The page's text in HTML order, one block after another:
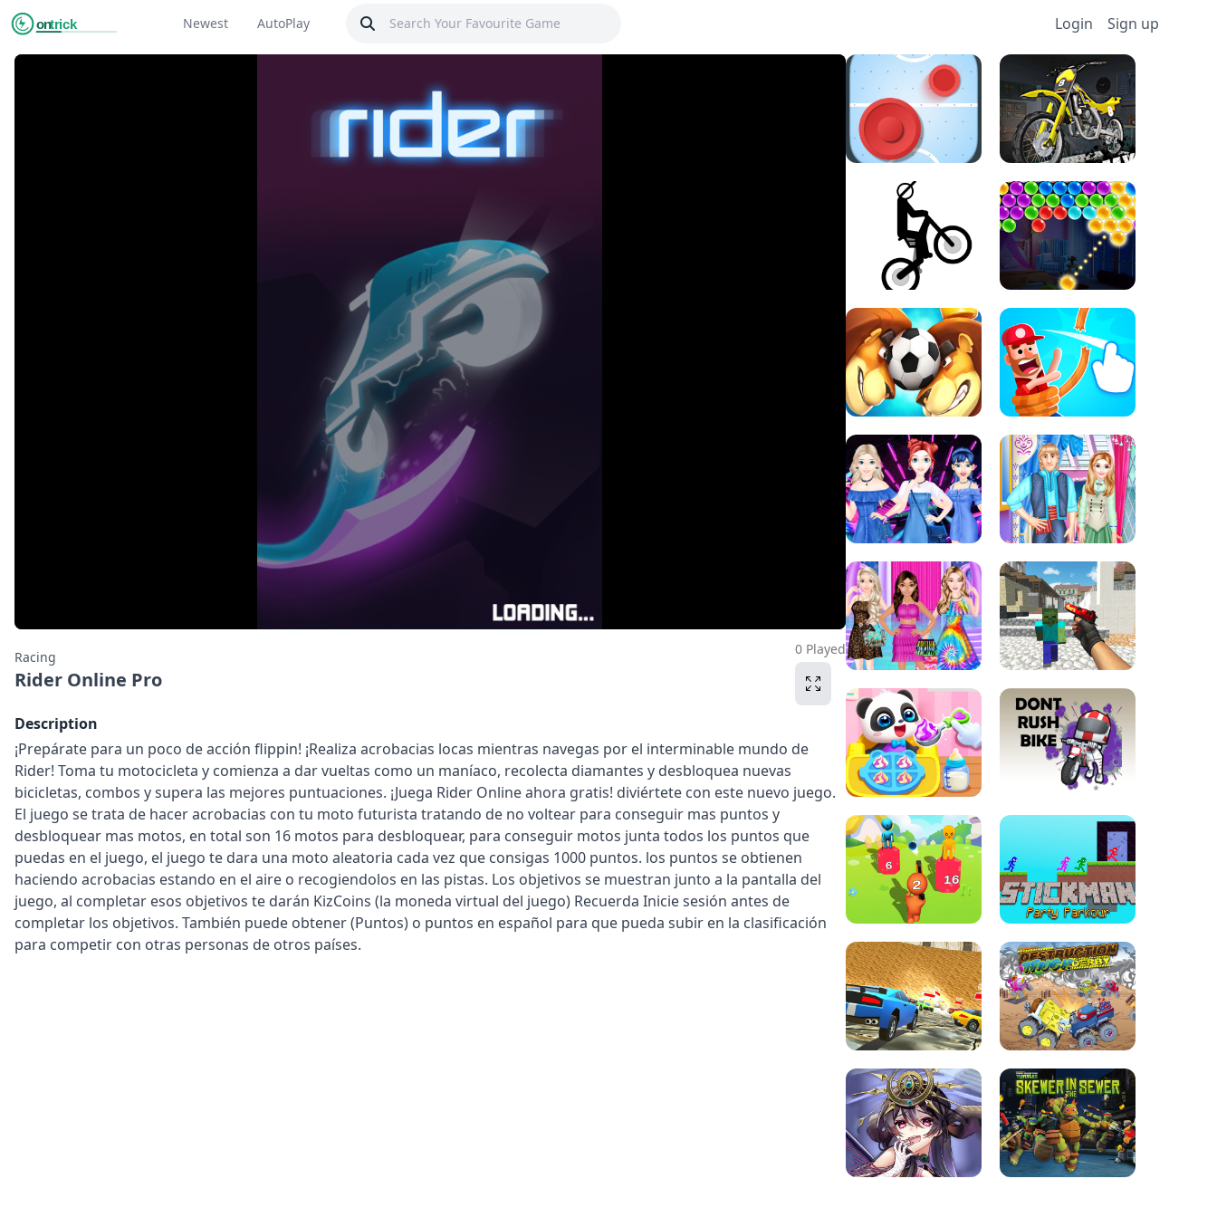
Newest AutoPlay Login Sign up
Racing
Rider Online Pro
0 Played
Description
¡Prepárate para un poco de acción flippin! ¡Realiza acrobacias locas mientras navegas por el interminable mundo de
Rider! Toma tu motocicleta y comienza a dar vueltas como un maníaco, recolecta diamantes y desbloquea nuevas
bicicletas, combos y supera las mejores puntuaciones. ¡Juega Rider Online ahora gratis! diviértete con este nuevo juego.
El juego se trata de hacer acrobacias con tu moto futurista tratando de no voltear para conseguir mas puntos y
desbloquear mas motos, en total son 16 motos para desbloquear, para conseguir motos junta todos los puntos que
puedas en el juego, el juego te dara una moto aleatoria cada vez que consigas 1000 puntos. los puntos se obtienen
haciendo acrobacias estando en el aire o recogiendolos en las pistas. Los objetivos se muestran junto a la pantalla del
juego, al completar esos objetivos te darán KizCoins (la moneda virtual del juego) Recuerda Inicie sesión antes de
completar los objetivos. También puede obtener (Puntos) o puntos en español para que pueda subir en la clasificación
para competir con otras personas de otros países.